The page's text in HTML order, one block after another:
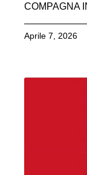
COMPAGNA
Aprile 7, 2026